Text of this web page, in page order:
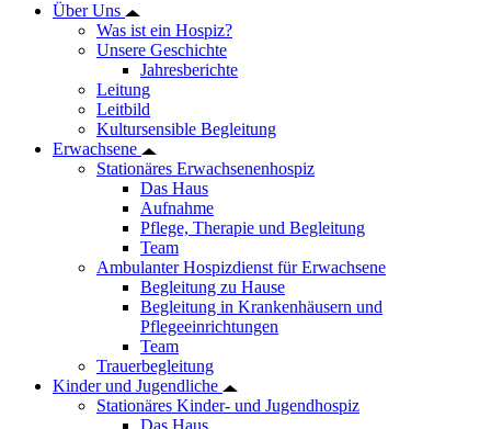
Über Uns
Was ist ein Hospiz?
Unsere Geschichte
Jahresberichte
Leitung
Leitbild
Kultursensible Begleitung
Erwachsene
Stationäres Erwachsenenhospiz
Das Haus
Aufnahme
Pflege, Therapie und Begleitung
Team
Ambulanter Hospizdienst für Erwachsene
Begleitung zu Hause
Begleitung in Krankenhäusern und
Pflegeeinrichtungen
Team
Trauerbegleitung
Kinder und Jugendliche
Stationäres Kinder- und Jugendhospiz
Das Haus